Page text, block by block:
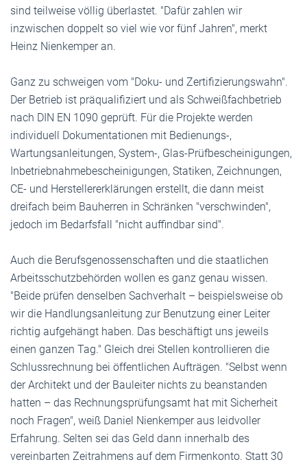
sind teilweise völlig überlastet. "Dafür zahlen wir
inzwischen doppelt so viel wie vor fünf Jahren", merkt
Heinz Nienkemper an.
Ganz zu schweigen vom "Doku- und Zertifizierungswahn".
Der Betrieb ist präqualifiziert und als Schweißfachbetrieb
nach DIN EN 1090 geprüft. Für die Projekte werden
individuell Dokumentationen mit Bedienungs-,
Wartungsanleitungen, System-, Glas-Prüfbescheinigungen,
Inbetriebnahmebescheinigungen, Statiken, Zeichnungen,
CE- und Herstellererklärungen erstellt, die dann meist
dreifach beim Bauherren in Schränken "verschwinden",
jedoch im Bedarfsfall "nicht auffindbar sind".
Auch die Berufsgenossenschaften und die staatlichen
Arbeitsschutzbehörden wollen es ganz genau wissen.
"Beide prüfen denselben Sachverhalt – beispielsweise ob
wir die Handlungsanleitung zur Benutzung einer Leiter
richtig aufgehängt haben. Das beschäftigt uns jeweils
einen ganzen Tag." Gleich drei Stellen kontrollieren die
Schlussrechnung bei öffentlichen Aufträgen. "Selbst wenn
der Architekt und der Bauleiter nichts zu beanstanden
hatten – das Rechnungsprüfungsamt hat mit Sicherheit
noch Fragen", weiß Daniel Nienkemper aus leidvoller
Erfahrung. Selten sei das Geld dann innerhalb des
vereinbarten Zeitrahmens auf dem Firmenkonto. Statt 30